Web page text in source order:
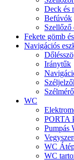
Deck és
Befúvók
Szellőző
Fekete gömb
Navigációs
Iránytűk
Szélmérő
WC
PORTA
Pumpás
WC
WC